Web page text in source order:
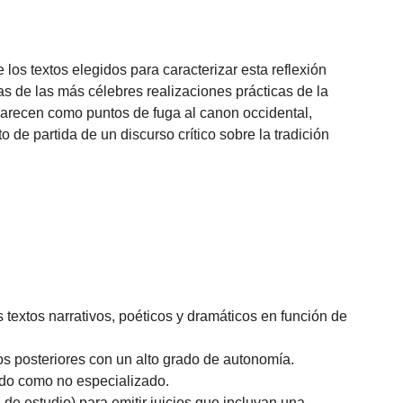
textos elegidos para caracterizar esta reflexión
de las más célebres realizaciones prácticas de la
como puntos de fuga al canon occidental,
de partida de un discurso crítico sobre la tradición
narrativos, poéticos y dramáticos en función de
posteriores con un alto grado de autonomía.
como no especializado.